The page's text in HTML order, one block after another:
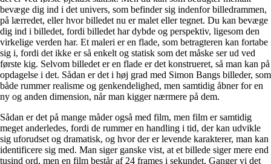
bevæge dig ind i det univers, som befinder sig indenfor billedrammen,
på lærredet, eller hvor billedet nu er malet eller tegnet. Du kan bevæge
dig ind i billedet, fordi billedet har dybde og perspektiv, ligesom den
virkelige verden har. Et maleri er en flade, som betragteren kan fortabe
sig i, fordi det ikke er så enkelt og statisk som det måske ser ud ved
første kig. Selvom billedet er en flade er det konstrueret, så man kan på
opdagelse i det. Sådan er det i høj grad med Simon Bangs billeder, som
både rummer realisme og genkendelighed, men samtidig åbner for en
ny og anden dimension, når man kigger nærmere på dem.
Sådan er det på mange måder også med film, men film er samtidig
meget anderledes, fordi de rummer en handling i tid, der kan udvikle
sig uforudset og dramatisk, og hvor der er levende karakterer, man kan
identificere sig med. Man siger ganske vist, at et billede siger mere end
tusind ord, men en film består af 24 frames i sekundet. Ganger vi det